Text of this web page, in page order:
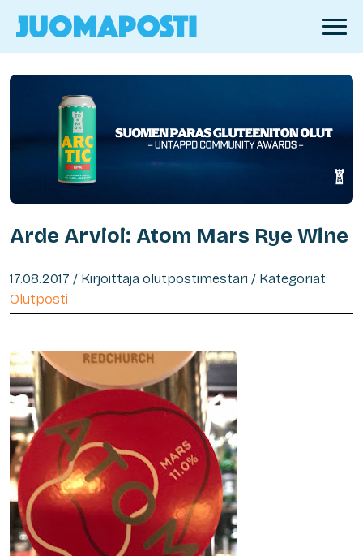
Arde Arvioi: Atom Mars Rye Wine
17.08.2017 / Kirjoittaja olutpostimestari / Kategoriat:
Olutposti